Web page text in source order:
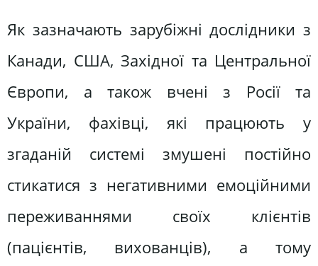
Як зазначають зарубіжні дослідники з
Канади, США, Західної та Центральної
Європи, а також вчені з Росії та
України, фахівці, які працюють у
згаданій системі змушені постійно
стикатися з негативними емоційними
переживаннями своїх клієнтів
(пацієнтів, вихованців), а тому